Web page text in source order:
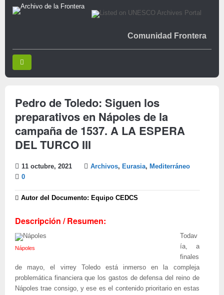
Comunidad Frontera
Pedro de Toledo: Siguen los
preparativos en Nápoles de la
campaña de 1537. A LA ESPERA
DEL TURCO III
11 octubre, 2021 Archivos, Eurasia, Mediterráneo
0
Autor del Documento: Equipo CEDCS
Descripción / Resumen:
Nápoles
Todav
ía, a
finales
de mayo, el virrey Toledo está inmerso en la compleja
problemática financiera que los gastos de defensa del reino de
Nápoles trae consigo, y ese es el contenido prioritario en estas